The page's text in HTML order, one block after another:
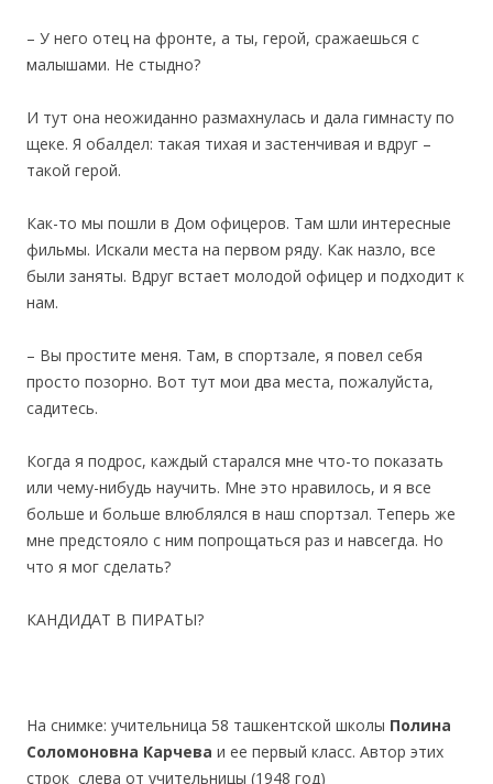
– У него отец на фронте, а ты, герой, сражаешься с
малышами. Не стыдно?
И тут она неожиданно размахнулась и дала гимнасту по
щеке. Я обалдел: такая тихая и застенчивая и вдруг –
такой герой.
Как-то мы пошли в Дом офицеров. Там шли интересные
фильмы. Искали места на первом ряду. Как назло, все
были заняты. Вдруг встает молодой офицер и подходит к
нам.
– Вы простите меня. Там, в спортзале, я повел себя
просто позорно. Вот тут мои два места, пожалуйста,
садитесь.
Когда я подрос, каждый старался мне что-то показать
или чему-нибудь научить. Мне это нравилось, и я все
больше и больше влюблялся в наш спортзал. Теперь же
мне предстояло с ним попрощаться раз и навсегда. Но
что я мог сделать?
КАНДИДАТ В ПИРАТЫ?
На снимке: учительница 58 ташкентской школы Полина
Соломоновна Карчева и ее первый класс. Автор этих
строк слева от учительницы (1948 год)